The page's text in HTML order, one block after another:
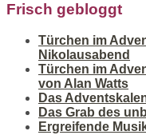
Frisch gebloggt
Türchen im
Nikolausabend
Türchen im
von Alan Watts
Das
Das Grab des
Ergreifende